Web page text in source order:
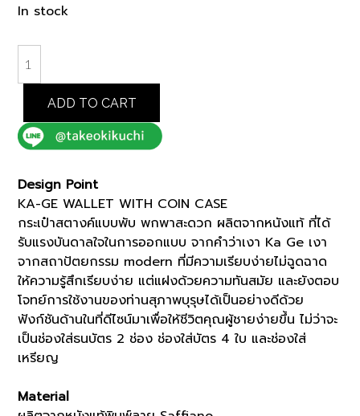
In stock
NEW
WALLET
WITH
CASE
(K8101402)
quantity
ADD TO CART
Design Point
KA-GE WALLET WITH COIN CASE
กระเป๋าสตางค์แบบพับ พกพาสะดวก ผลิตจากหนังแท้ ที่ได้
รับแรงบันดาลใจในการออกแบบ จากคำว่าเงา Ka Ge เงา
จากสถาปัตยกรรม modern ที่มีความเรียบง่ายไม่ฉูดฉาด
ให้ความรู้สึกเรียบง่าย แต่แฝงด้วยความทันสมัย และยังตอบ
โจทย์การใช้งานของท่านสุภาพบุรุษได้เป็นอย่างดีด้วย
ฟังก์ชันด้านในที่ดีไซน์มาเพื่อให้ชีวิตคุณผู้ชายง่ายขึ้น ไม่ว่าจะ
เป็นช่องใส่ธนบัตร 2 ช่อง ช่องใส่บัตร 4 ใบ และช่องใส่
เหรียญ
Material